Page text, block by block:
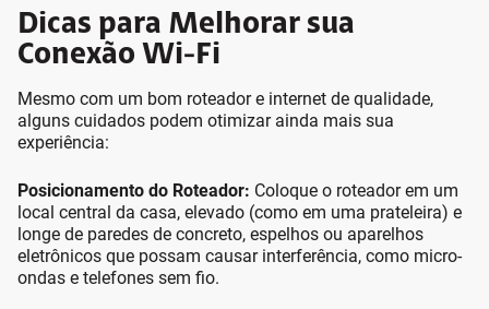
Dicas para Melhorar sua
Conexão Wi-Fi
Mesmo com um bom roteador e internet de qualidade,
alguns cuidados podem otimizar ainda mais sua
experiência:
Posicionamento do Roteador: Coloque o roteador em um
local central da casa, elevado (como em uma prateleira) e
longe de paredes de concreto, espelhos ou aparelhos
eletrônicos que possam causar interferência, como micro-
ondas e telefones sem fio.